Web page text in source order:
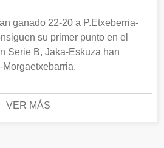
ganado 22-20 a P.Etxeberria-
su primer punto en el
Serie B, Jaka-Eskuza han
VER MÁS